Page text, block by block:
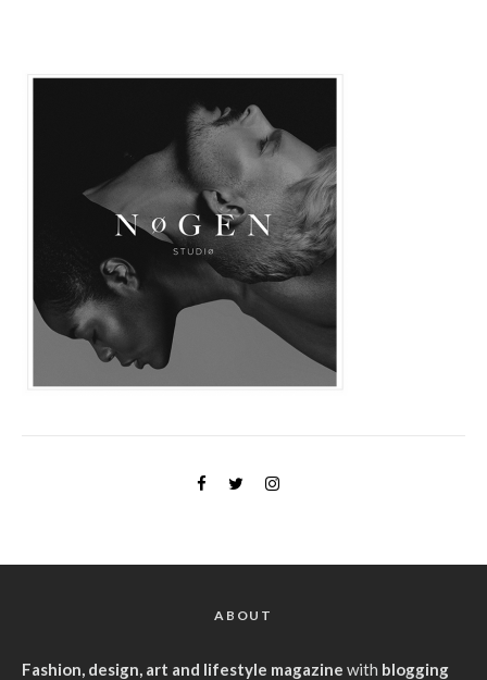
ABOUT
Fashion, design, art and lifestyle magazine with blogging